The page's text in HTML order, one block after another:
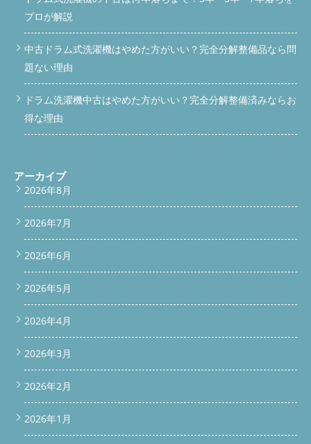
プロが解説
中古ドラム式洗濯機はやめた方がいい？完全分解整備品なら問
題ない理由
ドラム洗濯機中古はやめた方がいい？完全分解整備済みならお
得な理由
アーカイブ
2026年8月
2026年7月
2026年6月
2026年5月
2026年4月
2026年3月
2026年2月
2026年1月